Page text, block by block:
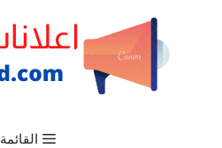
القائمة